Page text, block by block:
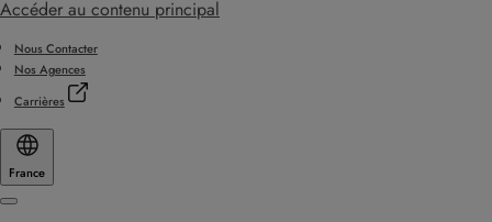
Accéder au contenu principal
Nous Contacter
Nos Agences
Carrières
France
Menu